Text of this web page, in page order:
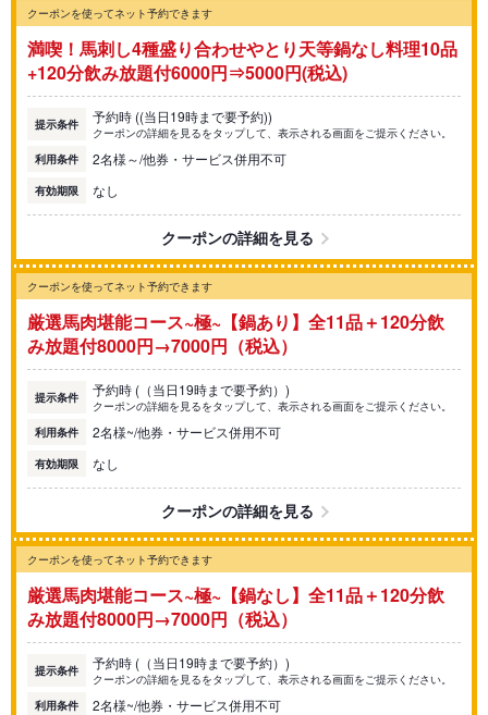
クーポンを使ってネット予約できます
満喫！馬刺し4種盛り合わせやとり天等鍋なし料理10品
+120分飲み放題付6000円⇒5000円(税込)
提示条件 予約時 ((当日19時まで要予約))
クーポンの詳細を見るをタップして、表示される画面をご提示ください。
利用条件
2名様～/他券・サービス併用不可
有効期限 なし
クーポンの詳細を見る
クーポンを使ってネット予約できます
厳選馬肉堪能コース~極~【鍋あり】全11品＋120分飲
み放題付8000円→7000円（税込）
提示条件 予約時 (（当日19時まで要予約）)
クーポンの詳細を見るをタップして、表示される画面をご提示ください。
利用条件
2名様~/他券・サービス併用不可
有効期限 なし
クーポンの詳細を見る
クーポンを使ってネット予約できます
厳選馬肉堪能コース~極~【鍋なし】全11品＋120分飲
み放題付8000円→7000円（税込）
提示条件 予約時 (（当日19時まで要予約）)
クーポンの詳細を見るをタップして、表示される画面をご提示ください。
利用条件
2名様~/他券・サービス併用不可